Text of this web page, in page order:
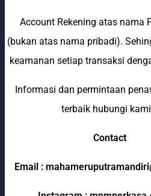
Account Rekening atas nama
(bukan atas nama pribadi).
keamanan setiap transaksi
Informasi dan permintaan
terbaik hubungi
Contact
Email :